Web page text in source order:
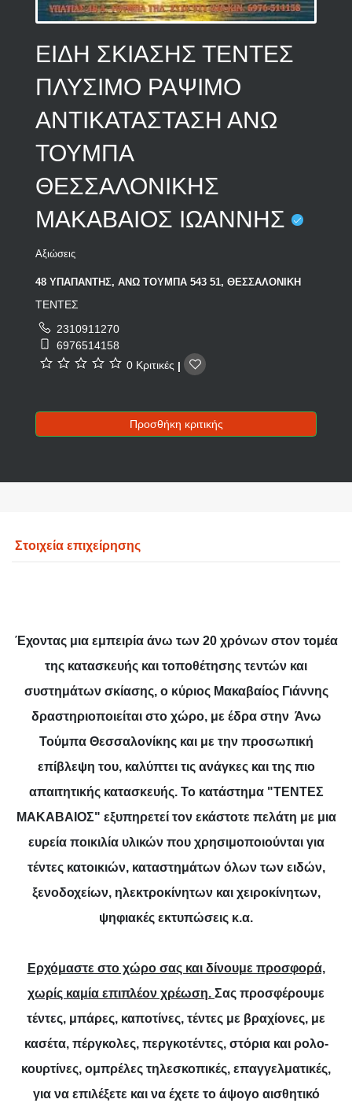
ΕΙΔΗ ΣΚΙΑΣΗΣ ΤΕΝΤΕΣ
ΠΛΥΣΙΜΟ ΡΑΨΙΜΟ
ΑΝΤΙΚΑΤΑΣΤΑΣΗ ΑΝΩ
ΤΟΥΜΠΑ
ΘΕΣΣΑΛΟΝΙΚΗΣ
ΜΑΚΑΒΑΙΟΣ ΙΩΑΝΝΗΣ
Αξιώσεις
48 ΥΠΑΠΑΝΤΗΣ, ΑΝΩ ΤΟΥΜΠΑ 543 51, ΘΕΣΣΑΛΟΝΙΚΗ
ΤΕΝΤΕΣ
2310911270
6976514158
0 Κριτικές |
Προσθήκη κριτικής
Στοιχεία επιχείρησης
Έχοντας μια εμπειρία άνω των 20 χρόνων στον τομέα
της κατασκευής και τοποθέτησης τεντών και
συστημάτων σκίασης, ο κύριος Μακαβαίος Γιάννης
δραστηριοποιείται στο χώρο, με έδρα στην Άνω
Τούμπα Θεσσαλονίκης και με την προσωπική
επίβλεψη του, καλύπτει τις ανάγκες και της πιο
απαιτητικής κατασκευής. Το κατάστημα "ΤΕΝΤΕΣ
ΜΑΚΑΒΑΙΟΣ" εξυπηρετεί τον εκάστοτε πελάτη με μια
ευρεία ποικιλία υλικών που χρησιμοποιούνται για
τέντες κατοικιών, καταστημάτων όλων των ειδών,
ξενοδοχείων, ηλεκτροκίνητων και χειροκίνητων,
ψηφιακές εκτυπώσεις κ.α.
Ερχόμαστε στο χώρο σας και δίνουμε προσφορά,
χωρίς καμία επιπλέον χρέωση. Σας προσφέρουμε
τέντες, μπάρες, καποτίνες, τέντες με βραχίονες, με
κασέτα, πέργκολες, περγκοτέντες, στόρια και ρολο-
κουρτίνες, ομπρέλες τηλεσκοπικές, επαγγελματικές,
για να επιλέξετε και να έχετε το άψογο αισθητικό